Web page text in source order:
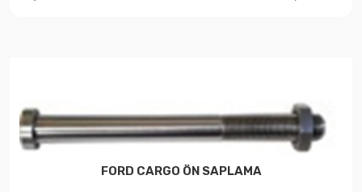
FORD CARGO ÖN SAPLAMA